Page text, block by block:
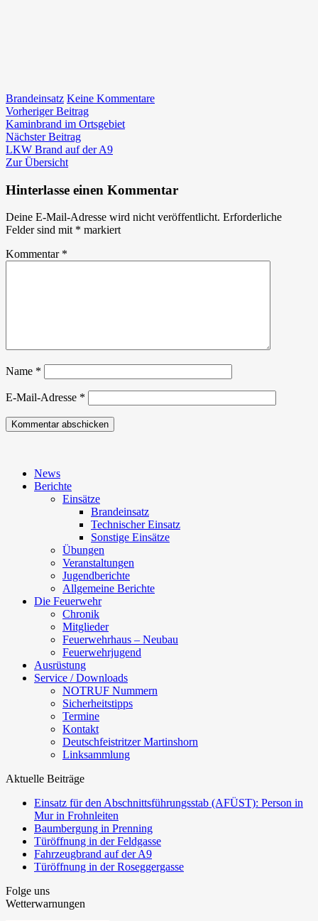
Brandeinsatz Keine Kommentarezu
Beitragsnavigation
Vorheriger BeitragVorheriger
Beitrag:
Kaminbrand im Ortsgebiet
Nächster BeitragNächster
Beitrag:
LKW Brand auf der A9
Zur Übersicht
Hinterlasse einen Kommentar
Deine E-Mail-Adresse wird nicht veröffentlicht. Erforderliche
Felder sind mit * markiert
Kommentar *
Name *
E-Mail-Adresse *
News
Berichte
Einsätze
Brandeinsatz
Technischer Einsatz
Sonstige Einsätze
Übungen
Veranstaltungen
Jugendberichte
Allgemeine Berichte
Die Feuerwehr
Chronik
Mitglieder
Feuerwehrhaus – Neubau
Feuerwehrjugend
Ausrüstung
Service / Downloads
NOTRUF Nummern
Sicherheitstipps
Termine
Kontakt
Deutschfeistritzer Martinshorn
Linksammlung
Aktuelle Beiträge
Einsatz für den Abschnittsführungsstab (AFÜST): Person in
Mur in Frohnleiten
Baumbergung in Prenning
Türöffnung in der Feldgasse
Fahrzeugbrand auf der A9
Türöffnung in der Roseggergasse
Folge uns
Wetterwarnungen